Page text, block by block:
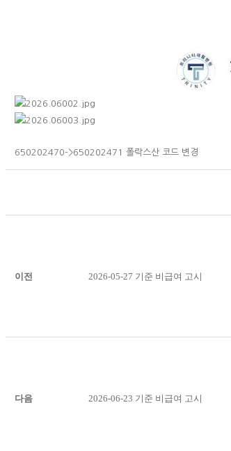
650202470->650202471 폴락스산 코드 변경
이전 2026-05-27 기준 비급여 고시
다음 2026-06-23 기준 비급여 고시